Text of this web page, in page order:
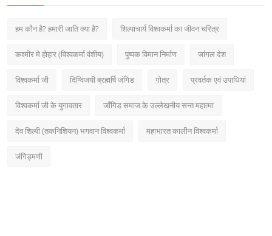
हम कौन है? हमारी जाति क्या है? शिल्पाचार्य विश्वकर्मा का जीवन चरित्र
कश्मीर मे होहार (विश्वकर्मा वंशीय) पुष्पक विमान निर्माण जांगल देश
विश्वकर्मा जी दिग्विजयी ब्रह्मर्षि जंगिड गोत्र प्रवर्तक एवं उपाधियां
विश्वकर्मा जी के युगावतार जाँगिड समाज के उल्लेखनीय सन्त महात्मा
देव शिल्पी (तकनिशियन) भगवान विश्वकर्मा महाभारत कालीन विश्वकर्मा
जंगिड्मणी